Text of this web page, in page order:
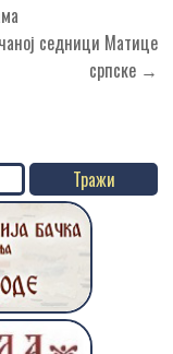
седници Матице
српске →